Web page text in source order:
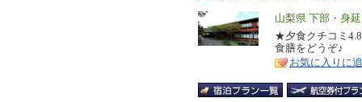
エ
リ
ア
山梨県 下部・身
特
徴
★夕食クチコミ
食膳をどうぞ♪
お気に入りに